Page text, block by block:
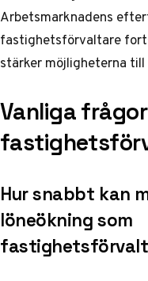
Arbetsmarknadens
fastighetsförvaltare
stärker möjligheterna
Vanliga
Hur snabbt kan
löneökning som